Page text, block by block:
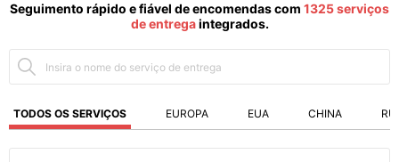
Seguimento rápido e fiável de encomendas com 1325 serviços
de entregaintegrados.
TODOS OS SERVIÇOS EUROPA EUA CHINA